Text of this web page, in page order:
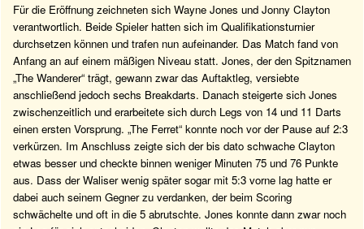
Für die Eröffnung zeichneten sich Wayne Jones und Jonny Clayton
verantwortlich. Beide Spieler hatten sich im Qualifikationsturnier
durchsetzen können und trafen nun aufeinander. Das Match fand von
Anfang an auf einem mäßigen Niveau statt. Jones, der den Spitznamen
„The Wanderer“ trägt, gewann zwar das Auftaktleg, versiebte
anschließend jedoch sechs Breakdarts. Danach steigerte sich Jones
zwischenzeitlich und erarbeitete sich durch Legs von 14 und 11 Darts
einen ersten Vorsprung. „The Ferret“ konnte noch vor der Pause auf 2:3
verkürzen. Im Anschluss zeigte sich der bis dato schwache Clayton
etwas besser und checkte binnen weniger Minuten 75 und 76 Punkte
aus. Dass der Waliser wenig später sogar mit 5:3 vorne lag hatte er
dabei auch seinem Gegner zu verdanken, der beim Scoring
schwächelte und oft in die 5 abrutschte. Jones konnte dann zwar noch